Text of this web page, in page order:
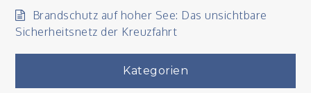
Brandschutz auf hoher See: Das unsichtbare
Sicherheitsnetz der Kreuzfahrt
Kategorien